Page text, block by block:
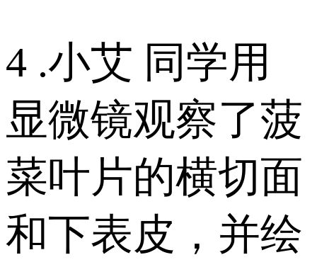
4 .小艾 同学用
显微镜观察了菠
菜叶片的横切面
和下表皮，并绘